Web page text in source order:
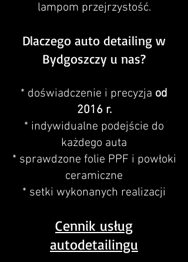
lampom przejrzystość.
Dlaczego auto detailing w
Bydgoszczy u nas?
* doświadczenie i precyzja od
2016 r.
* indywidualne podejście do
każdego auta
* sprawdzone folie PPF i powłoki
ceramiczne
* setki wykonanych realizacji
Cennik usług
autodetailingu